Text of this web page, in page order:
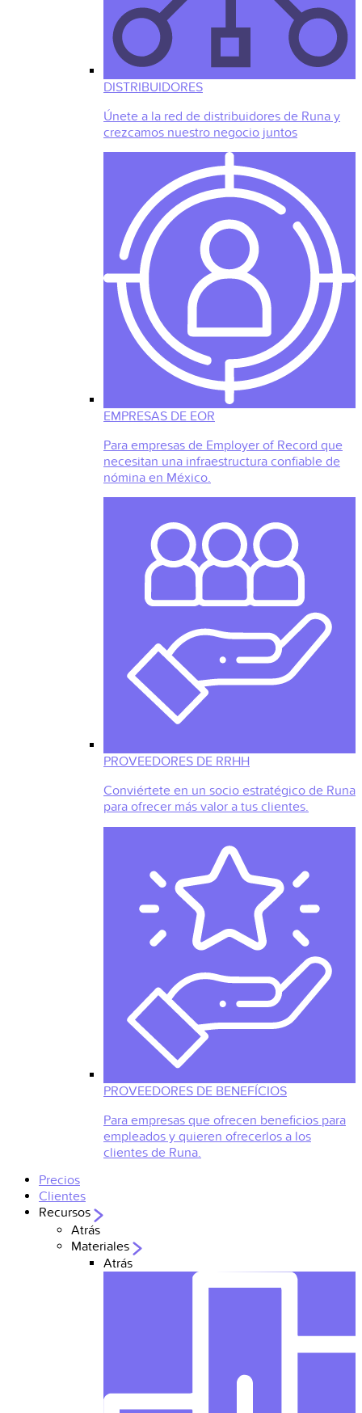
DISTRIBUIDORES
Únete a la red de distribuidores de Runa y
crezcamos nuestro negocio juntos
EMPRESAS DE EOR
Para empresas de Employer of Record que
necesitan una infraestructura confiable de
nómina en México.
PROVEEDORES DE RRHH
Conviértete en un socio estratégico de Runa
para ofrecer más valor a tus clientes.
PROVEEDORES DE BENEFÍCIOS
Para empresas que ofrecen beneficios para
empleados y quieren ofrecerlos a los
clientes de Runa.
Precios
Clientes
Recursos
Atrás
Materiales
Atrás